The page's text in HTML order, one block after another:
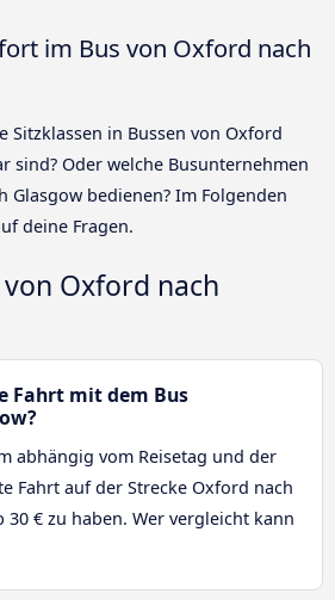
im Bus von Oxford nach
Sitzklassen in Bussen von Oxford
sind? Oder welche Busunternehmen
Glasgow bedienen? Im Folgenden
deine Fragen.
von Oxford nach
Fahrt mit dem Bus
abhängig vom Reisetag und der
Fahrt auf der Strecke Oxford nach
30 € zu haben. Wer vergleicht kann